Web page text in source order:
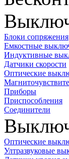
Блоки сопряжения
Емкостные
Индуктивные
Датчики скорости
Оптические
Приборы
Приспособления
Соединители
Оптические
Ултразвуковые